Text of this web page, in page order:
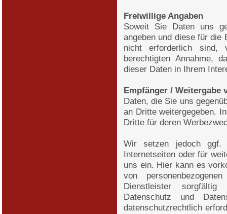
Freiwillige Angaben
Soweit Sie Daten uns
angeben und diese für die
nicht erforderlich
berechtigten Annahme,
dieser Daten in Ihrem
Empfänger / Weitergabe
Daten, die Sie uns
an Dritte weitergegeben.
Dritte für deren
Wir setzen jedoch ggf.
Internetseiten oder für
uns ein. Hier kann es
von
Dienstleister
Datenschutz und
datenschutzrechtlich